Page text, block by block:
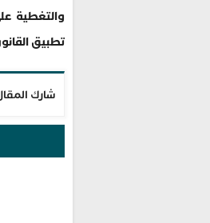
والتغطية
تطبيق
شارك